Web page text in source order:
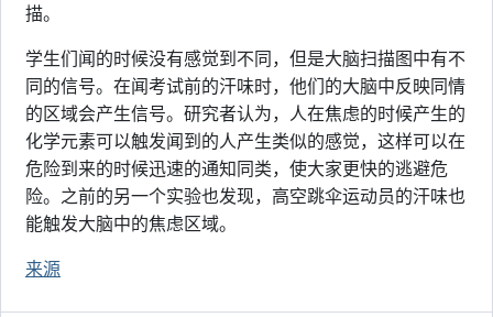
描。
学生们闻的时候没有感觉到不同，但是大脑扫描图中有不
同的信号。在闻考试前的汗味时，他们的大脑中反映同情
的区域会产生信号。研究者认为，人在焦虑的时候产生的
化学元素可以触发闻到的人产生类似的感觉，这样可以在
危险到来的时候迅速的通知同类，使大家更快的逃避危
险。之前的另一个实验也发现，高空跳伞运动员的汗味也
能触发大脑中的焦虑区域。
来源